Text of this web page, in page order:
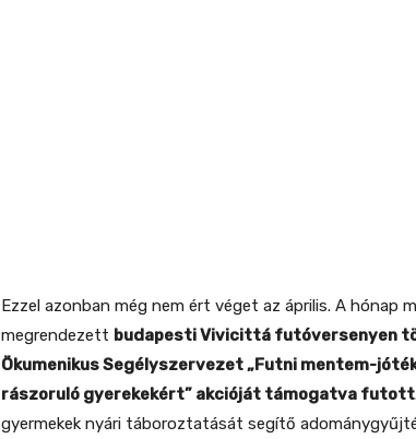
Ezzel azonban még nem ért véget az április. A hónap
megrendezett budapesti Vivicittá futóversenyen
Ökumenikus Segélyszervezet „Futni mentem-
rászoruló gyerekekért” akcióját támogatva futott
gyermekek nyári táboroztatását segítő